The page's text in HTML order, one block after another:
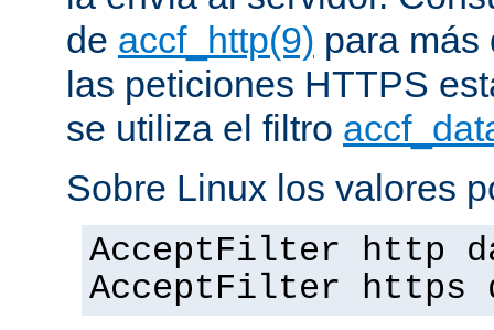
de accf_http(9) para más
las peticiones HTTPS
se utiliza el filtro
Sobre Linux los valores
AcceptFilter http
AcceptFilter https